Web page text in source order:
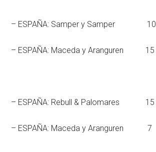
– ESPAÑA: Samper y Samper 10
– ESPAÑA: Maceda y Aranguren 15
– ESPAÑA: Rebull & Palomares 15
– ESPAÑA: Maceda y Aranguren 7